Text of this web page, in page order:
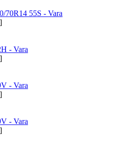
70R14 55S - Vara
- Vara
- Vara
- Vara